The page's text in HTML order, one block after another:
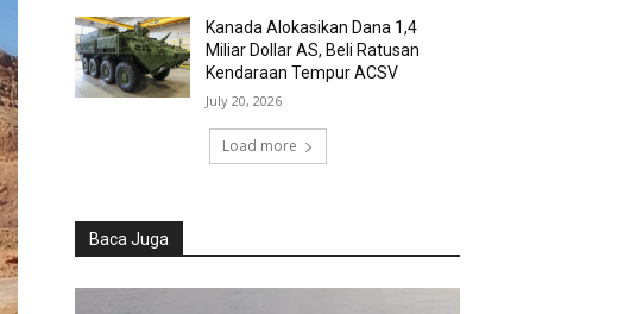
Kanada Alokasikan Dana 1,4
Miliar Dollar AS, Beli Ratusan
Kendaraan Tempur ACSV
July 20, 2026
Load more
Baca Juga